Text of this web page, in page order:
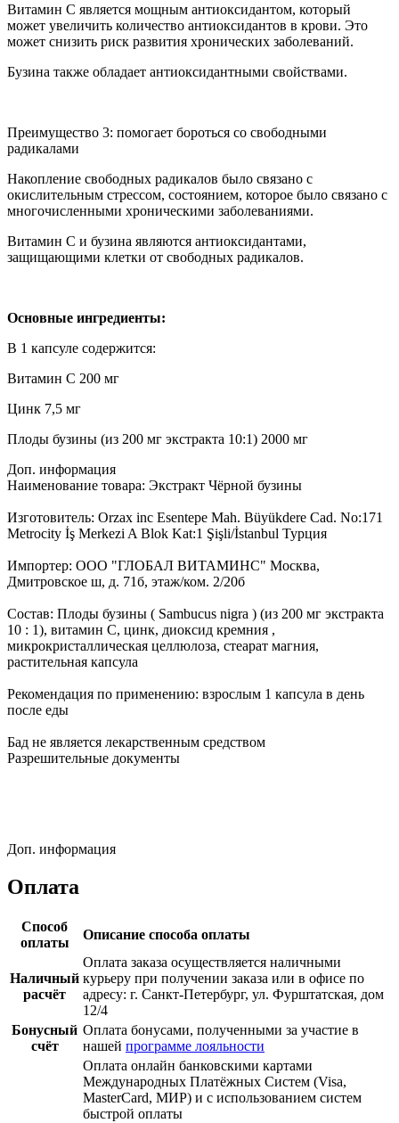
Витамин С является мощным антиоксидантом, который
может увеличить количество антиоксидантов в крови. Это
может снизить риск развития хронических заболеваний.
Бузина также обладает антиоксидантными свойствами.
Преимущество 3: помогает бороться со свободными
радикалами
Накопление свободных радикалов было связано с
окислительным стрессом, состоянием, которое было связано с
многочисленными хроническими заболеваниями.
Витамин С и бузина являются антиоксидантами,
защищающими клетки от свободных радикалов.
Основные ингредиенты:
В 1 капсуле содержится:
Витамин C 200 мг
Цинк 7,5 мг
Плоды бузины (из 200 мг экстракта 10:1) 2000 мг
Доп. информация
Наименование товара: Экстракт Чёрной бузины
Изготовитель: Orzax inc Esentepe Mah. Büyükdere Cad. No:171
Metrocity İş Merkezi A Blok Kat:1 Şişli/İstanbul Турция
Импортер: ООО "ГЛОБАЛ ВИТАМИНС" Москва,
Дмитровское ш, д. 71б, этаж/ком. 2/20б
Состав: Плоды бузины ( Sambucus nigra ) (из 200 мг экстракта
10 : 1), витамин С, цинк, диоксид кремния ,
микрокристаллическая целлюлоза, стеарат магния,
растительная капсула
Рекомендация по применению: взрослым 1 капсула в день
после еды
Бад не является лекарственным средством
Разрешительные документы
Доп. информация
Оплата
Способ
оплаты
Описание способа оплаты
Наличный
расчёт
Оплата заказа осуществляется наличными
курьеру при получении заказа или в офисе по
адресу: г. Санкт-Петербург, ул. Фурштатская, дом
12/4
Бонусный
счёт
Оплата бонусами, полученными за участие в
нашей программе лояльности
Оплата онлайн банковскими картами
Международных Платёжных Систем (Visa,
MasterCard, МИР) и с использованием систем
быстрой оплаты